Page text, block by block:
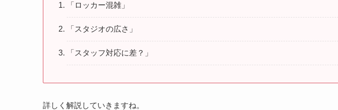
「ロッカー混雑」
「スタジオの広さ」
「スタッフ対応に差？」
詳しく解説していきますね。